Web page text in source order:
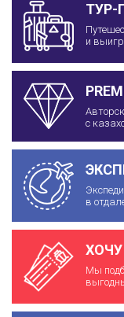
ТУР-
и
с
в
ХОЧУ
Мы